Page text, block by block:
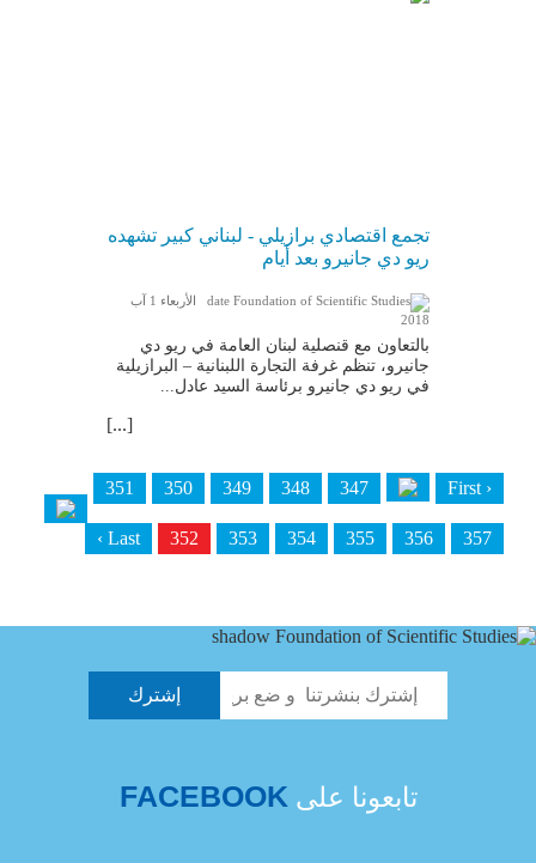
تجمع اقتصادي برازيلي - لبناني كبير تشهده
ريو دي جانيرو بعد أيام
الأربعاء 1 آب
2018
بالتعاون مع قنصلية لبنان العامة في ريو دي
جانيرو، تنظم غرفة التجارة اللبنانية – البرازيلية
في ريو دي جانيرو برئاسة السيد عادل...
[...]
‹ First
347
348
349
350
351
352 353 354 355 356 357
Last ›
تابعونا على FACEBOOK